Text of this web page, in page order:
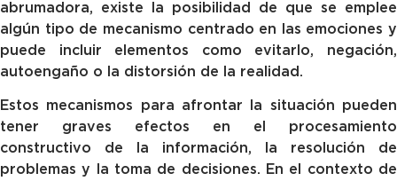
abrumadora, existe la posibilidad de que se emplee
algún tipo de mecanismo centrado en las emociones y
puede incluir elementos como evitarlo, negación,
autoengaño o la distorsión de la realidad.
Estos mecanismos para afrontar la situación pueden
tener graves efectos en el procesamiento
constructivo de la información, la resolución de
problemas y la toma de decisiones. En el contexto de